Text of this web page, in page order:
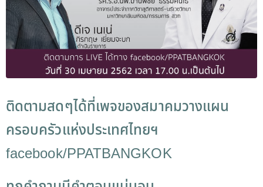
ติดตามสดๆได้ที่เพจของสมาคมวางแผน
ครอบครัวแห่งประเทศไทยฯ
facebook/PPATBANGKOK